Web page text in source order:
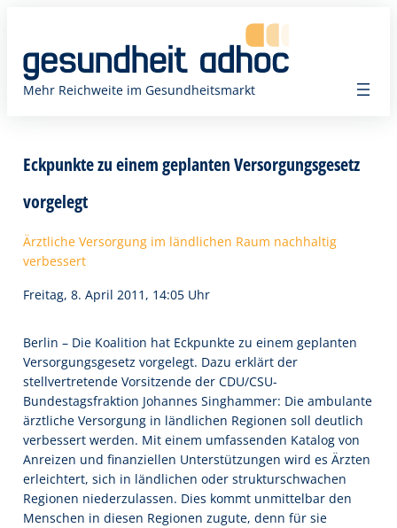
springen
Mehr Reichweite im Gesundheitsmarkt
Eckpunkte zu einem geplanten Versorgungsgesetz
vorgelegt
Ärztliche Versorgung im ländlichen Raum nachhaltig
verbessert
Freitag, 8. April 2011, 14:05 Uhr
Berlin – Die Koalition hat Eckpunkte zu einem geplanten
Versorgungsgesetz vorgelegt. Dazu erklärt der
stellvertretende Vorsitzende der CDU/CSU-
Bundestagsfraktion Johannes Singhammer: Die ambulante
ärztliche Versorgung in ländlichen Regionen soll deutlich
verbessert werden. Mit einem umfassenden Katalog von
Anreizen und finanziellen Unterstützungen wird es Ärzten
erleichtert, sich in ländlichen oder strukturschwachen
Regionen niederzulassen. Dies kommt unmittelbar den
Menschen in diesen Regionen zugute, denn für sie